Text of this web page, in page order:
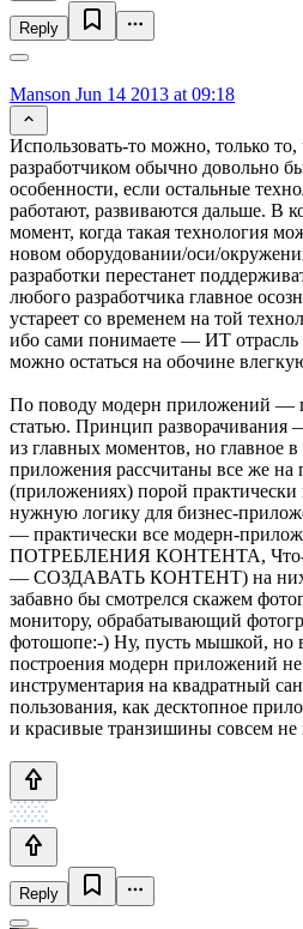
Reply
Manson Jun 14 2013 at 09:18
Использовать-то можно, только
разработчиком обычно довольно
особенности, если остальные
работают, развиваются дальше. В
момент, когда такая технология
новом оборудовании/оси/
разработки перестанет
любого разработчика главное
устареет со временем на той
ибо сами понимаете — ИТ отрасль
можно остаться на обочине
По поводу модерн приложений —
статью. Принцип разворачивания
из главных моментов, но главное
приложения рассчитаны все же
(приложениях) порой практически
нужную логику для бизнес-
— практически все модерн-
ПОТРЕБЛЕНИЯ КОНТЕНТА, Что-то
— СОЗДАВАТЬ КОНТЕНТ) на них
забавно бы смотрелся скажем
монитору, обрабатывающий
фотошопе:-) Ну, пусть мышкой, но
построения модерн приложений
инструментария на квадратный
пользования, как десктопное
и красивые транзишины совсем не
Reply